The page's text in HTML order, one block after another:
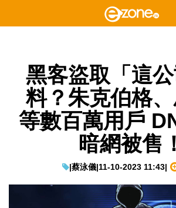
黑客盜取「這
料？朱克伯格
等數百萬用戶
暗網被售！
|蔡泳儀|11-10-2023 11:43|